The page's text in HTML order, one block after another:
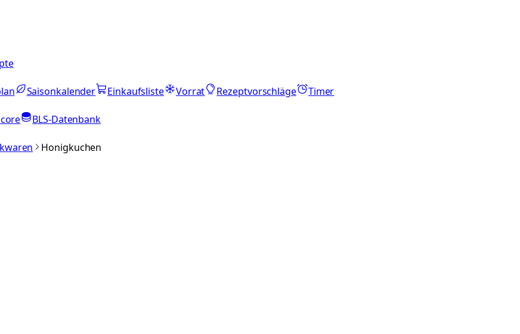
Saisonkalender Einkaufsliste Vorrat Rezeptvorschläge
Timer
BLS-Datenbank
Honigkuchen